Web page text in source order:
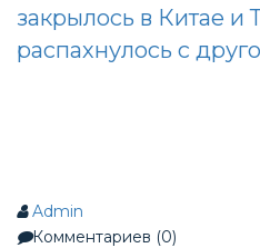
закрылось в Китае и
распахнулось с
Admin
Комментариев (0)